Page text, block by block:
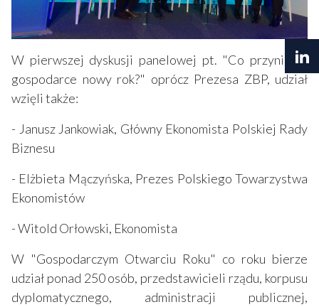
W pierwszej dyskusji panelowej pt. "Co przyniesie
gospodarce nowy rok?" oprócz Prezesa ZBP, udział
wzięli także:
- Janusz Jankowiak, Główny Ekonomista Polskiej Rady
Biznesu
- Elżbieta Mączyńska, Prezes Polskiego Towarzystwa
Ekonomistów
- Witold Orłowski, Ekonomista
W "Gospodarczym Otwarciu Roku" co roku bierze
udział ponad 250 osób, przedstawicieli rządu, korpusu
dyplomatycznego, administracji publicznej,